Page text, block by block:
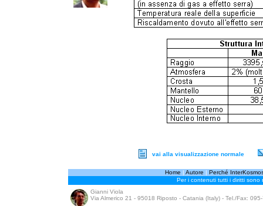
vai alla visualizzazione normale
Home | Autore | Perché
Per i contenuti tutti i diritti sono
Gianni Viola
Via Almerico 21 - 95018 Riposto - Catania (Italy) - Tel./Fax: